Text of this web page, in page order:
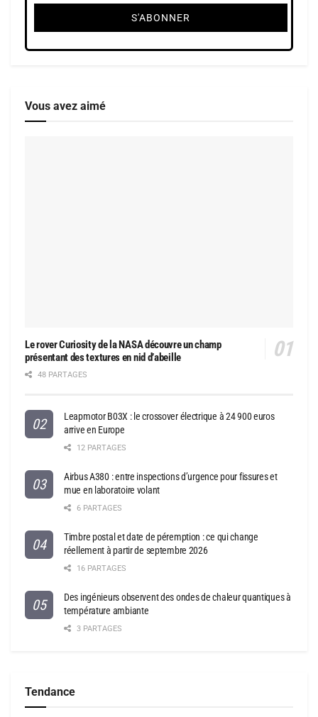
Vous avez aimé
Le rover Curiosity de la NASA découvre un champ
présentant des textures en nid d’abeille
48 PARTAGES
Leapmotor B03X : le crossover électrique à 24 900 euros
arrive en Europe
12 PARTAGES
Airbus A380 : entre inspections d’urgence pour fissures et
mue en laboratoire volant
6 PARTAGES
Timbre postal et date de péremption : ce qui change
réellement à partir de septembre 2026
16 PARTAGES
Des ingénieurs observent des ondes de chaleur quantiques à
température ambiante
3 PARTAGES
Tendance